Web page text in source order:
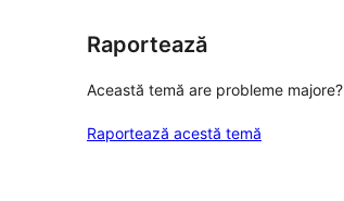
Raportează
Această temă are probleme majore?
Raportează acestă temă